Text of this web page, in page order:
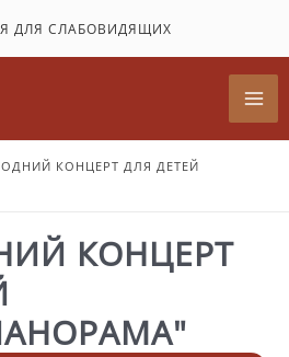
ДЛЯ СЛАБОВИДЯЩИХ
КОНЦЕРТ ДЛЯ ДЕТЕЙ
КОНЦЕРТ